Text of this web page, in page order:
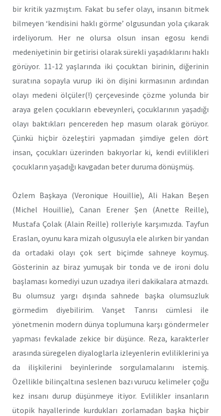
bir kritik yazmıştım. Fakat bu sefer olayı, insanın bitmek
bilmeyen ‘kendisini haklı görme’ olgusundan yola çıkarak
irdeliyorum. Her ne olursa olsun insan egosu kendi
medeniyetinin bir getirisi olarak sürekli yaşadıklarını haklı
görüyor. 11-12 yaşlarında iki çocuktan birinin, diğerinin
suratına sopayla vurup iki ön dişini kırmasının ardından
olayı medeni ölçüler(!) çerçevesinde çözme yolunda bir
araya gelen çocukların ebeveynleri, çocuklarının yaşadığı
olayı baktıkları pencereden hep masum olarak görüyor.
Çünkü hiçbir özeleştiri yapmadan şimdiye gelen dört
insan, çocukları üzerinden bakıyorlar ki, kendi evlilikleri
çocukların yaşadığı kavgadan beter duruma dönüşmüş.
Özlem Başkaya (Veronique Houillie), Ali Hakan Beşen
(Michel Houillie), Canan Erener Şen (Anette Reille),
Mustafa Çolak (Alain Reille) rolleriyle karşımızda. Tayfun
Eraslan, oyunu kara mizah olgusuyla ele alırken bir yandan
da ortadaki olayı çok sert biçimde sahneye koymuş.
Gösterinin az biraz yumuşak bir tonda ve de ironi dolu
başlaması komediyi uzun uzadıya ileri dakikalara atmazdı.
Bu olumsuz yargı dışında sahnede başka olumsuzluk
görmedim diyebilirim. Vanşet Tanrısı cümlesi ile
yönetmenin modern dünya toplumuna karşı göndermeler
yapması fevkalade zekice bir düşünce. Reza, karakterler
arasında süregelen diyaloglarla izleyenlerin evliliklerini ya
da ilişkilerini beyinlerinde sorgulamalarını istemiş.
Özellikle bilinçaltına seslenen bazı vurucu kelimeler çoğu
kez insanı durup düşünmeye itiyor. Evlilikler insanların
ütopik hayallerinde kurdukları zorlamadan başka hiçbir